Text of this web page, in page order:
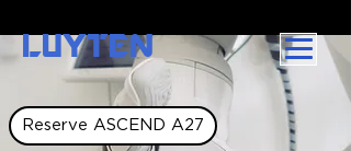
LUYTEN
Reserve ASCEND A27